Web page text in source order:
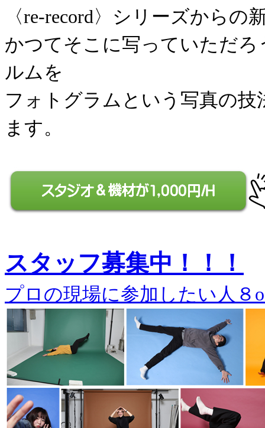
〈re-record〉シリーズからの
かつてそこに写っていただ
ルムを
フォトグラムという写真の
ます。
スタッフ募集中！！！
プロの現場に参加したい人８